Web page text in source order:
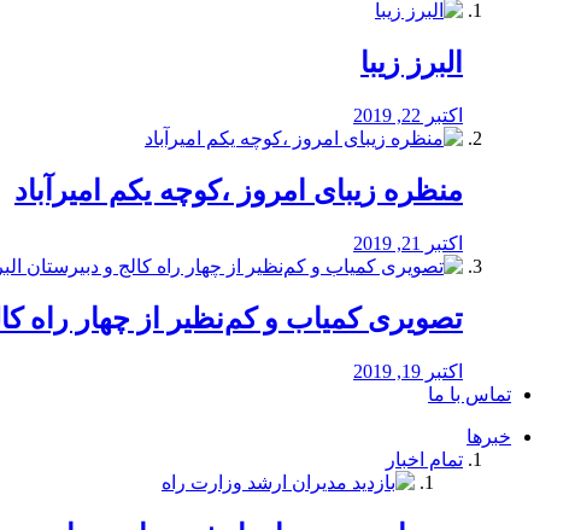
البرز زیبا
اکتبر 22, 2019
منظره‌‌ زیبای امروز ،کوچه یکم امیرآباد
اکتبر 21, 2019
️تصویری کمیاب و کم‌نظیر از چهار راه كالج و
اکتبر 19, 2019
تماس با ما
خبرها
تمام اخبار